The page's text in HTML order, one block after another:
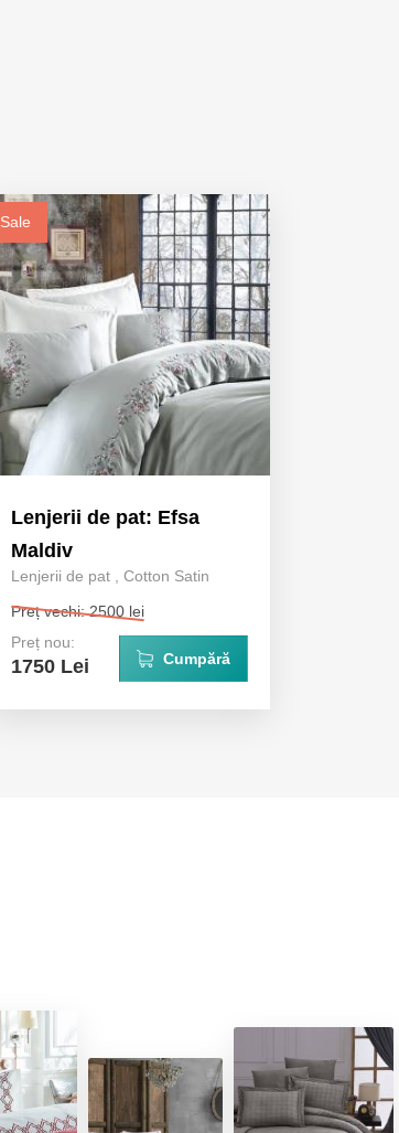
Sale
Lenjerii de pat: Efsa
Maldiv
Lenjerii de pat
Cotton Satin
Preț vechi: 2500 lei
Preț nou:
1750 Lei Cumpără